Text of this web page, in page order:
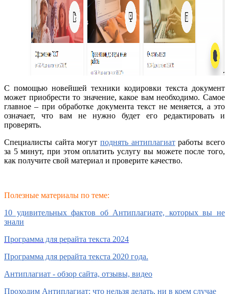
С помощью новейшей техники кодировки текста документ
может приобрести то значение, какое вам необходимо. Самое
главное – при обработке документа текст не меняется, а это
означает, что вам не нужно будет его редактировать и
проверять.
Специалисты сайта могут поднять антиплагиатработы всего
за 5 минут, при этом оплатить услугу вы можете после того,
как получите свой материал и проверите качество.
Полезные материалы по теме:
10 удивительных фактов об Антиплагиате, которых вы не
знали
Программа для рерайта текста 2024
Программа для рерайта текста 2020 года.
Антиплагиат - обзор сайта, отзывы, видео
Проходим Антиплагиат: что нельзя делать, ни в коем случае